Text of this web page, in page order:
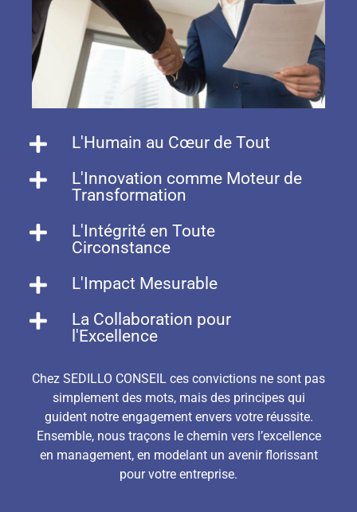
L'Humain au Cœur de Tout
L'Innovation comme Moteur de
Transformation
L'Intégrité en Toute
Circonstance
L'Impact Mesurable
La Collaboration pour
l'Excellence
Chez SEDILLO CONSEIL ces convictions ne sont pas
simplement des mots, mais des principes qui
guident notre engagement envers votre réussite.
Ensemble, nous traçons le chemin vers l’excellence
en management, en modelant un avenir florissant
pour votre entreprise.